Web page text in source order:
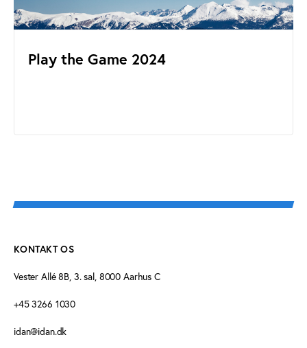
Play the Game 2024
KONTAKT OS
Vester Allé 8B, 3. sal, 8000 Aarhus C
+45 3266 1030
idan@idan.dk